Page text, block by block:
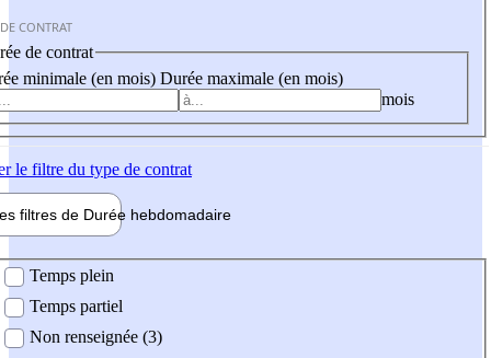
CONTRAT
de contrat
minimale (en mois) Durée maximale (en mois)
mois
le filtre du type de contrat
filtres de Durée hebdomadaire
Temps plein
Temps partiel
Non renseignée (3)